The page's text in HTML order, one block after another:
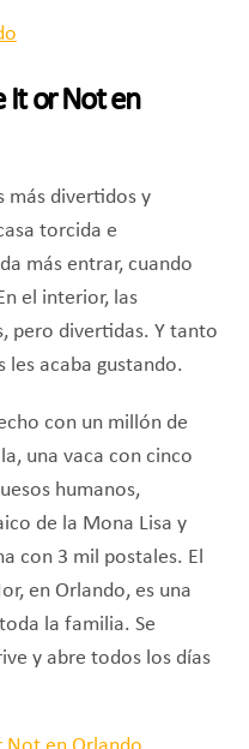
It or Not en
más divertidos y
torcida e
más entrar, cuando
el interior, las
pero divertidas. Y tanto
les acaba gustando.
con un millón de
una vaca con cinco
humanos,
de la Mona Lisa y
con 3 mil postales. El
en Orlando, es una
la familia. Se
y abre todos los días